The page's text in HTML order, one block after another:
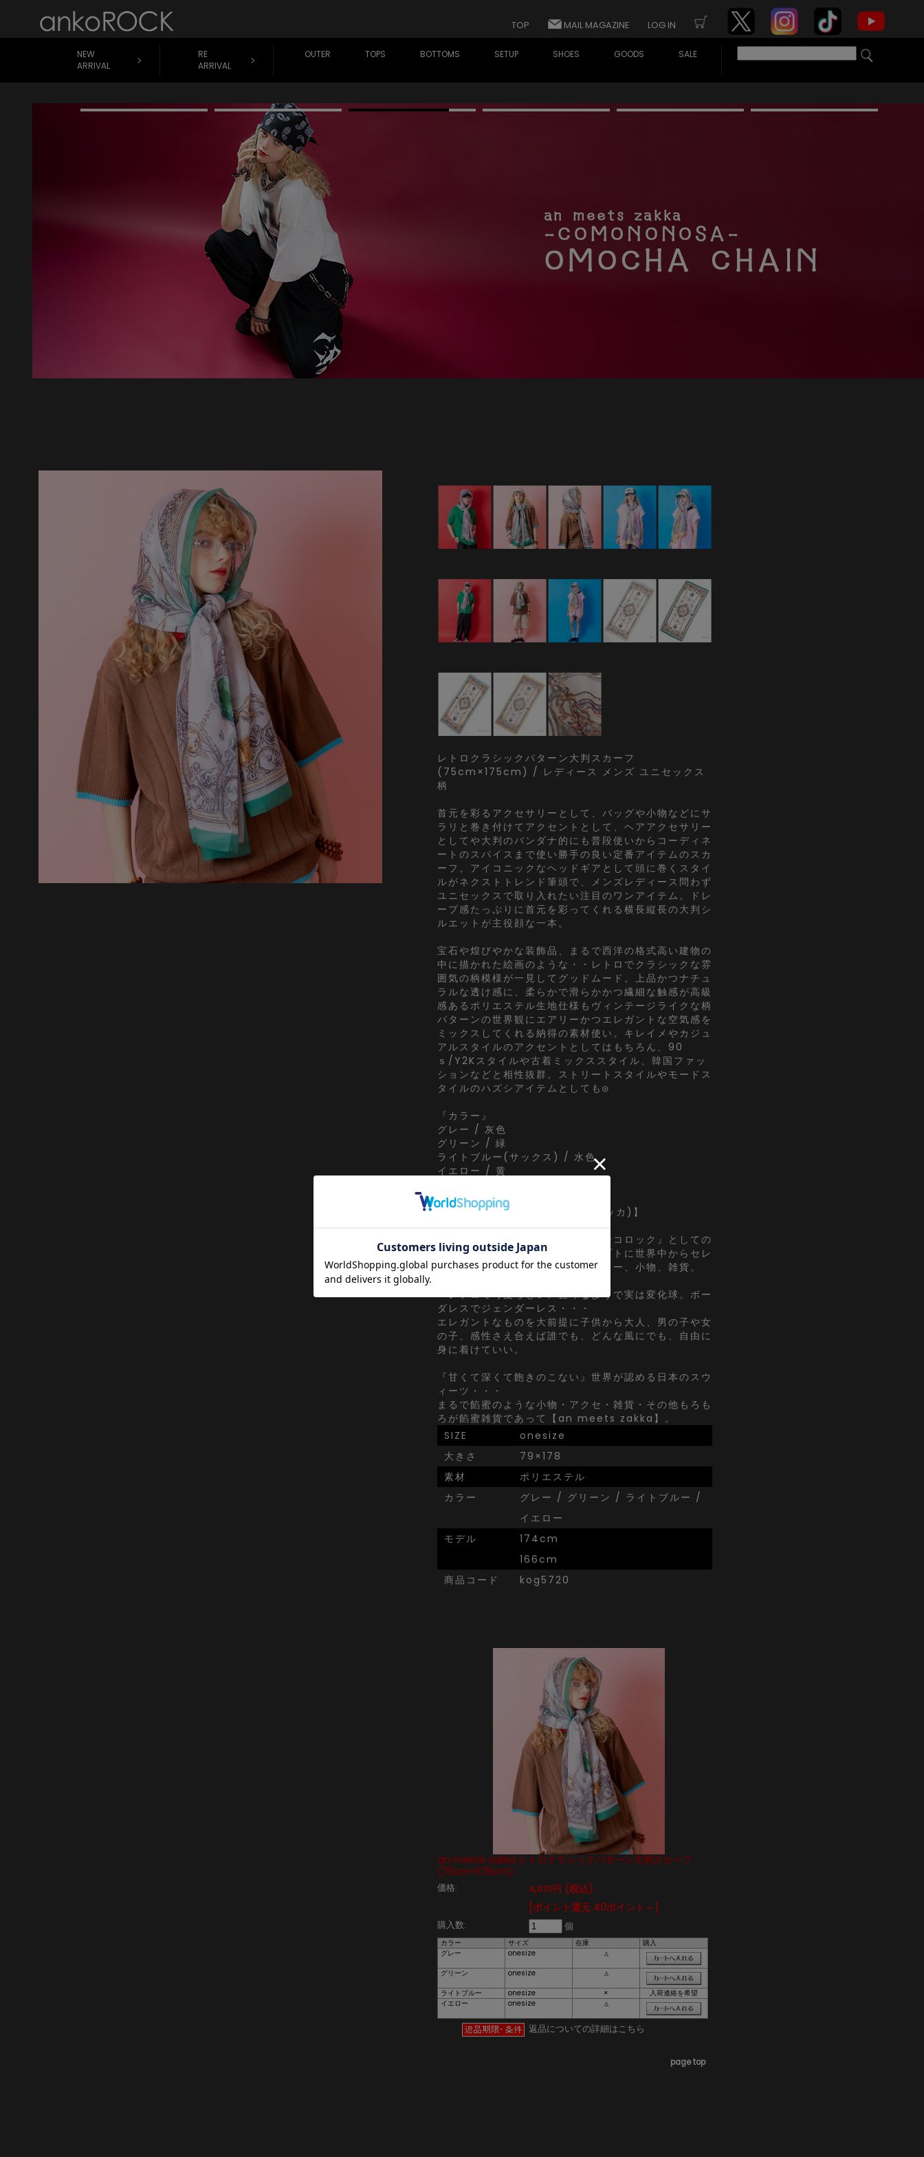
TOP MAIL MAGAZINE LOG IN
NEW
ARRIVAL
RE
ARRIVAL
OUTER TOPS BOTTOMS SETUP SHOES GOODS SALE
レトロクラシックパターン大判スカーフ
(75cm×175cm) / レディース メンズ ユニセックス
柄
首元を彩るアクセサリーとして、バッグや小物などにサ
ラリと巻き付けてアクセントとして、ヘアアクセサリー
としてや大判のバンダナ的にも普段使いからコーディネ
ートのスパイスまで使い勝手の良い定番アイテムのスカ
ーフ。アイコニックなヘッドギアとして頭に巻くスタイ
ルがネクストトレンド筆頭で、メンズレディース問わず
ユニセックスで取り入れたい注目のワンアイテム。ドレ
ープ感たっぷりに首元を彩ってくれる横長縦長の大判シ
ルエットが主役顔な一本。
宝石や煌びやかな装飾品、まるで西洋の格式高い建物の
中に描かれた絵画のような・・レトロでクラシックな雰
囲気の柄模様が一見してグッドムード。上品かつナチュ
ラルな透け感に、柔らかで滑らかかつ繊細な触感が高級
感あるポリエステル生地仕様もヴィンテージライクな柄
パターンの世界観にエアリーかつエレガントな空気感を
ミックスしてくれる納得の素材使い。キレイメやカジュ
アルスタイルのアクセントとしてはもちろん、90
ｓ/Y2Kスタイルや古着ミックススタイル、韓国ファッ
ションなどと相性抜群。ストリートスタイルやモードス
タイルのハズシアイテムとしても◎
『カラー』
グレー / 灰色
グリーン / 緑
ライトブルー(サックス) / 水色
イエロー / 黄
【an meets zakka(アンミツザッカ)】
ankoROCK meets ZAKKA・・・
アパレルブランド、服屋さん『アンコロック』としての
視点で【ユニセックス】をコンセプトに世界中からセレ
クトしたドラマチックなアクセサリー、小物、雑貨。
ヘンテコで可愛らしい。直球なようで実は変化球。ボー
ダレスでジェンダーレス・・・
エレガントなものを大前提に子供から大人、男の子や女
の子、感性さえ合えば誰でも、どんな風にでも、自由に
身に着けていい。
『甘くて深くて飽きのこない』世界が認める日本のスウ
ィーツ・・・
まるで餡蜜のような小物・アクセ・雑貨・その他もろも
ろが餡蜜雑貨であって【an meets zakka】。
SIZE
onesize
大きさ
79×178
素材
ポリエステル
カラー
グレー / グリーン / ライトブルー /
イエロー
モデル
174cm
166cm
商品コード
kog5720
an meets zakka レトロクラシックパターン大判スカーフ
(75cm×175cm)
価格: 4,070円 (税込)
[ポイント還元 40ポイント～]
購入数: 個
カラー サイズ 在庫
購入
グレー
onesize
△
グリーン
onesize
△
ライトブルー
onesize ×
入荷連絡を希望
イエロー
onesize △
返品についての詳細はこちら
page top